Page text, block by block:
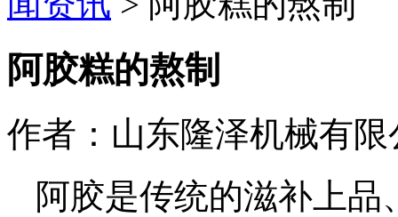
阿胶糕的熬制
作者：山东隆泽机械有限
阿胶是传统的滋补上